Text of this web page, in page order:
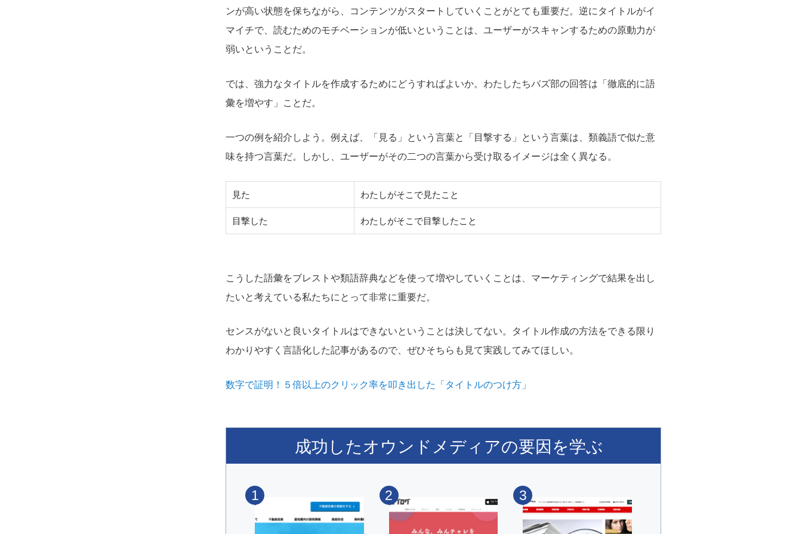
ンが高い状態を保ちながら、コンテンツがスタートしていくことがとても重要だ。逆にタイトルがイ
マイチで、読むためのモチベーションが低いということは、ユーザーがスキャンするための原動力が
弱いということだ。
では、強力なタイトルを作成するためにどうすればよいか。わたしたちバズ部の回答は「徹底的に語
彙を増やす」ことだ。
一つの例を紹介しよう。例えば、「見る」という言葉と「目撃する」という言葉は、類義語で似た意
味を持つ言葉だ。しかし、ユーザーがその二つの言葉から受け取るイメージは全く異なる。
見た わたしがそこで見たこと
目撃した わたしがそこで目撃したこと
こうした語彙をブレストや類語辞典などを使って増やしていくことは、マーケティングで結果を出し
たいと考えている私たちにとって非常に重要だ。
センスがないと良いタイトルはできないということは決してない。タイトル作成の方法をできる限り
わかりやすく言語化した記事があるので、ぜひそちらも見て実践してみてほしい。
数字で証明！５倍以上のクリック率を叩き出した「タイトルのつけ方」
成功したオウンドメディアの要因を学ぶ
1 2 3